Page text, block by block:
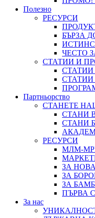
Полезно
РЕСУРСИ
БЪРЗА
ЧЕСТО
СТАТИИ И
СТАТИИ
Партньорство
СТАНЕТЕ
СТАНИ
СТАНИ
РЕСУРСИ
МЛМ-
ЗА
ЗА
ЗА
ПЪРВА
За нас